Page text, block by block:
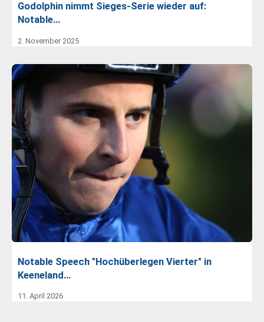
Godolphin nimmt Sieges-Serie wieder auf:
Notable…
2. November 2025
Notable Speech "Hochüberlegen Vierter" in
Keeneland…
11. April 2026